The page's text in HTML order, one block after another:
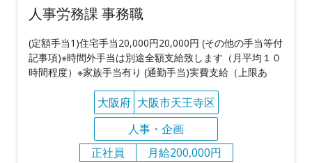
人事労務課 事務職
(定額手当1)住宅手当20,000円20,000円 (その他の手当等付
記事項)※時間外手当は別途全額支給致します（月平均１０
時間程度）※家族手当有り (通勤手当)実費支給（上限あ
大阪府 大阪市天王寺区
人事・企画
正社員
月給200,000円